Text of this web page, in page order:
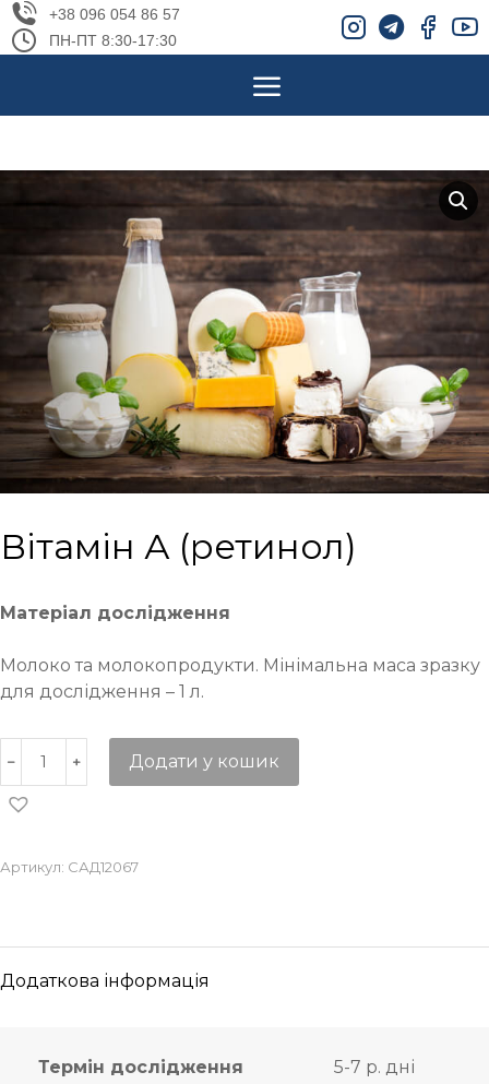
+38 096 054 86 57
ПН-ПТ 8:30-17:30
Вітамін А (ретинол)
Матеріал дослідження
Молоко та молокопродукти. Мінімальна маса зразку
для дослідження – 1 л.
Додати у кошик
Артикул: САД12067
Додаткова інформація
Термін дослідження
5-7 р. дні